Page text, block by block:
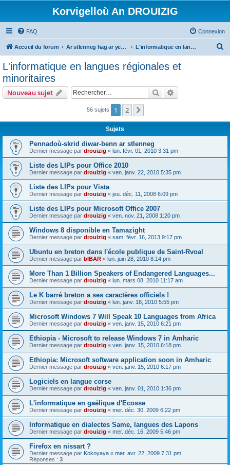
Korvigelloù An DROUIZIG
FAQ Connexion
Accueil du forum Ar stlenneg hag ar yezhoù bihan er bed a-bezh L'informatique en langues régionales et minoritaires
c
r
L'informatique en langues régionales et
minoritaires
Nouveau sujet Rechercher
56 sujets 1 2
Sujets
Pennadoù-skrid diwar-benn ar stlenneg
Dernier message par drouizig « lun. févr. 01, 2010 3:31 pm
Liste des LIPs pour Office 2010
Dernier message par drouizig « ven. janv. 22, 2010 5:35 pm
Liste des LIPs pour Vista
Dernier message par drouizig « jeu. déc. 11, 2008 6:09 pm
Liste des LIPs pour Microsoft Office 2007
Dernier message par drouizig « ven. nov. 21, 2008 1:20 pm
Windows 8 disponible en Tamazight
Dernier message par drouizig « sam. févr. 16, 2013 9:17 pm
Ubuntu en breton dans l'école publique de Saint-Rvoal
Dernier message par bIBAR « lun. juin 28, 2010 8:14 pm
More Than 1 Billion Speakers of Endangered Languages...
Dernier message par drouizig « lun. mars 08, 2010 11:17 am
Le K barré breton a ses caractères officiels !
Dernier message par drouizig « lun. janv. 18, 2010 5:55 pm
Microsoft Windows 7 Will Speak 10 Languages from Africa
Dernier message par drouizig « ven. janv. 15, 2010 6:21 pm
Ethiopia - Microsoft to release Windows 7 in Amharic
Dernier message par drouizig « ven. janv. 15, 2010 6:18 pm
Ethiopia: Microsoft software application soon in Amharic
Dernier message par drouizig « ven. janv. 15, 2010 6:17 pm
Logiciels en langue corse
Dernier message par drouizig « ven. janv. 01, 2010 1:36 pm
L'informatique en gaélique d'Ecosse
Dernier message par drouizig « mer. déc. 30, 2009 6:22 pm
Informatique en dialectes Same, langues des Lapons
Dernier message par drouizig « mer. déc. 16, 2009 5:46 pm
Firefox en nissart ?
Dernier message par Kokoyaya « mer. avr. 22, 2009 7:31 pm
Réponses : 3